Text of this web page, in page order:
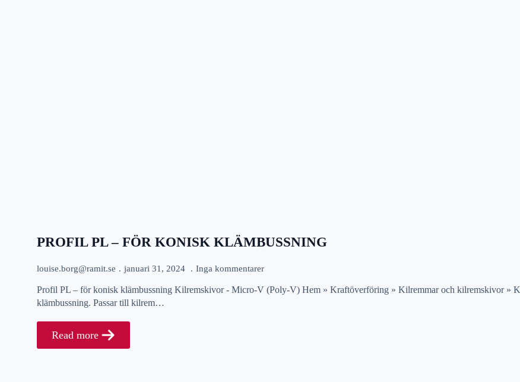
PROFIL PL – FÖR KONISK KLÄMBUSSNING
louise.borg@ramit.se januari 31, 2024 Inga kommentarer
Profil PL – för konisk klämbussning Kilremskivor - Micro-V (Poly-V) Hem » Kraftöverföring » Kilremmar och kilremskivor »
klämbussning. Passar till kilrem…
Read more